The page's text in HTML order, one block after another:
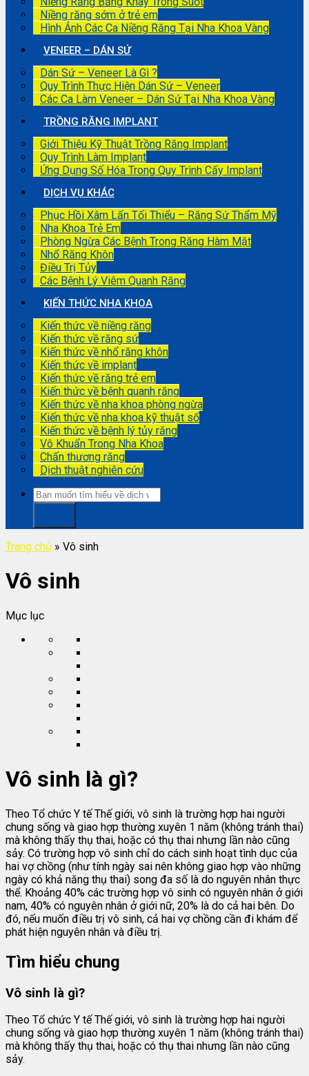
Niềng răng sớm ở trẻ em
Hình Ảnh Các Ca Niềng Răng Tại Nha Khoa Vàng
VENEER – DÁN SỨ
Dán Sứ – Veneer Là Gì ?
Quy Trình Thực Hiện Dán Sứ – Veneer
Các Ca Làm Veneer – Dán Sứ Tại Nha Khoa Vàng
TRỒNG RĂNG IMPLANT
Giới Thiệu Kỹ Thuật Trồng Răng Implant
Quy Trình Làm Implant
Ứng Dụng Số Hóa Trong Quy Trình Cấy Implant
DỊCH VỤ KHÁC
Phục Hồi Xâm Lấn Tối Thiểu – Răng Sứ Thẩm Mỹ
Nha Khoa Trẻ Em
Phòng Ngừa Các Bệnh Trong Răng Hàm Mặt
Nhổ Răng Khôn
Điều Trị Tủy
Các Bệnh Lý Viêm Quanh Răng
KIẾN THỨC NHA KHOA
Kiến thức về niềng răng
Kiến thức về răng sứ
Kiến thức về nhổ răng khôn
Kiến thức về implant
Kiến thức về răng trẻ em
Kiến thức về bệnh quanh răng
Kiến thức về nha khoa phòng ngừa
Kiến thức về nha khoa kỹ thuật số
Kiến thức về bệnh lý tủy răng
Vô Khuẩn Trong Nha Khoa
Chấn thương răng
Dịch thuật nghiên cứu
Trang chủ » Vô sinh
Vô sinh
Mục lục
Vô sinh là gì?
Theo Tổ chức Y tế Thế giới, vô sinh là trường hợp hai người
chung sống và giao hợp thường xuyên 1 năm (không tránh thai)
mà không thấy thụ thai, hoặc có thụ thai nhưng lần nào cũng
sảy. Có trường hợp vô sinh chỉ do cách sinh hoạt tình dục của
hai vợ chồng (như tính ngày sai nên không giao hợp vào những
ngày có khả năng thụ thai) song đa số là do nguyên nhân thực
thể. Khoảng 40% các trường hợp vô sinh có nguyên nhân ở giới
nam, 40% có nguyên nhân ở giới nữ, 20% là do cả hai bên. Do
đó, nếu muốn điều trị vô sinh, cả hai vợ chồng cần đi khám để
phát hiện nguyên nhân và điều trị.
Tìm hiểu chung
Vô sinh là gì?
Theo Tổ chức Y tế Thế giới, vô sinh là trường hợp hai người
chung sống và giao hợp thường xuyên 1 năm (không tránh thai)
mà không thấy thụ thai, hoặc có thụ thai nhưng lần nào cũng
sảy.